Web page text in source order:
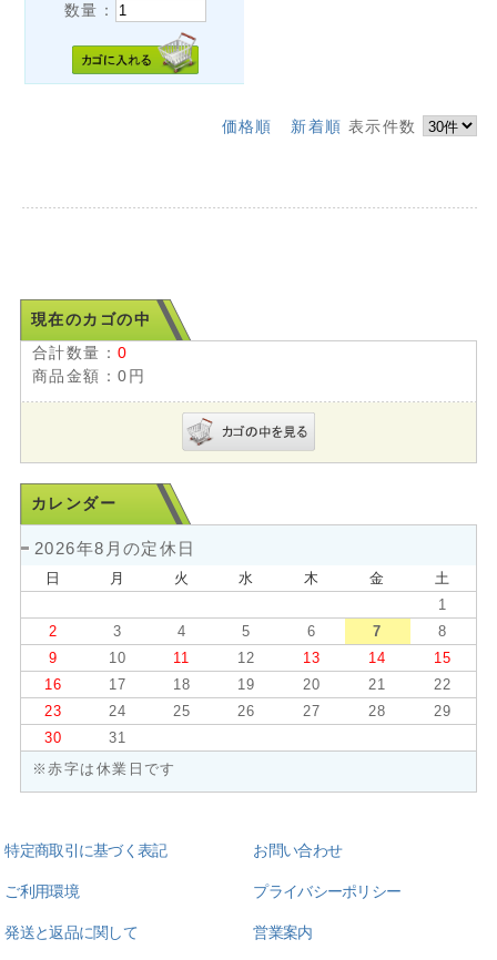
数量：
価格順 新着順 表示件数
現在のカゴの中
合計数量：0
商品金額：0円
カレンダー
2026年8月の定休日
日 月 火 水 木 金
土
1
2
3 4 5 6 7
8
9
10 11 12 13 14
15
16
17 18 19 20 21
22
23
24 25 26 27 28
29
30
31
※赤字は休業日です
特定商取引に基づく表記 お問い合わせ
ご利用環境 プライバシーポリシー
発送と返品に関して 営業案内